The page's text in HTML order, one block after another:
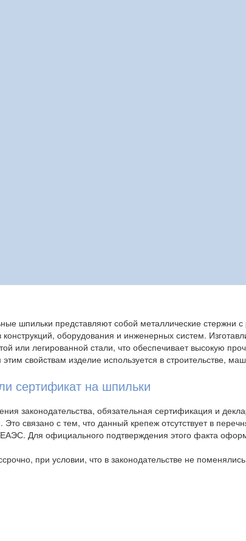
шпильки представляют собой металлические стержни
конструкций, оборудования и инженерных систем.
или легированной стали, что обеспечивает высокую
этим свойствам изделие используется в строительстве,
сертификат на шпильки
законодательства, обязательная сертификация и
Это связано с тем, что данный крепеж отсутствует в
Для официального подтверждения этого факта
при условии, что в законодательстве не